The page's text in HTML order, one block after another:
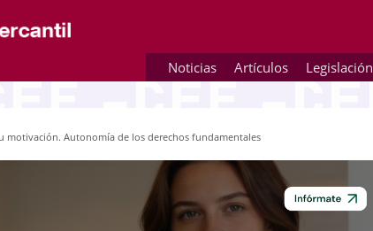
Noticias Artículos Legislación
motivación. Autonomía de los derechos fundamentales